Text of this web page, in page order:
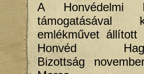
A Honvédelmi
emlékművet
Honvéd
Bizottság